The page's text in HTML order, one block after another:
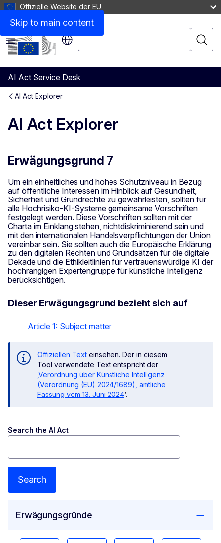
Skip to main content
Offizielle Website der EU
Suche
AI Act Service Desk
Menü
AI Act Explorer
AI Act Explorer
Search the AI Act
Search
Erwägungsgründe
Erwägungsgrund 7
Um ein einheitliches und hohes Schutzniveau in Bezug
auf öffentliche Interessen im Hinblick auf Gesundheit,
Sicherheit und Grundrechte zu gewährleisten, sollten für
alle Hochrisiko-KI-Systeme gemeinsame Vorschriften
festgelegt werden. Diese Vorschriften sollten mit der
Charta im Einklang stehen, nichtdiskriminierend sein und
mit den internationalen Handelsverpflichtungen der Union
vereinbar sein. Sie sollten auch die Europäische Erklärung
zu den digitalen Rechten und Grundsätzen für die digitale
Dekade und die Ethikleitlinien für vertrauenswürdige KI der
hochrangigen Expertengruppe für künstliche Intelligenz
berücksichtigen.
Dieser Erwägungsgrund bezieht sich auf
Article 1: Subject matter
Offiziellen Text einsehen. Der in diesem
Tool verwendete Text entspricht der
‚Verordnung über Künstliche Intelligenz
(Verordnung (EU) 2024/1689), amtliche
Fassung vom 13. Juni 2024‘.